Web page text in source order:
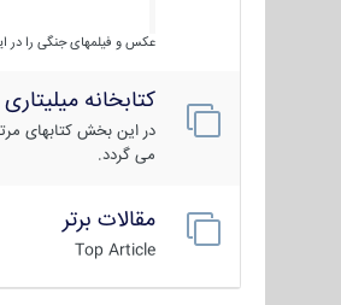
عکس و فیلمهای جنگی را در
کتابخانه میلیتاری
در این بخش کتابهای
می گردد.
مقالات برتر
Top Article